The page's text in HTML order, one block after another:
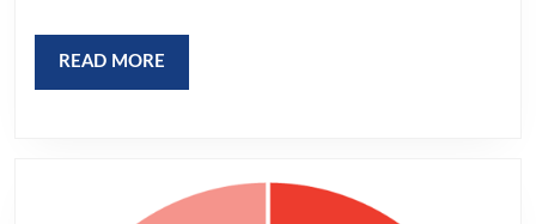
READ MORE
MORE